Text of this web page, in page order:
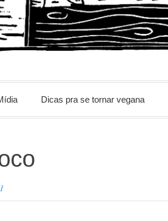
Dicas pra se tornar vegana